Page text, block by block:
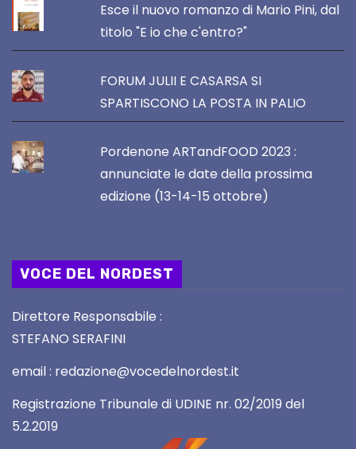
Esce il nuovo romanzo di Mario Pini, dal
titolo "E io che c'entro?"
FORUM JULII E CASARSA SI
SPARTISCONO LA POSTA IN PALIO
Pordenone ARTandFOOD 2023 :
annunciate le date della prossima
edizione (13-14-15 ottobre)
VOCE DEL NORDEST
Direttore Responsabile :
STEFANO SERAFINI
email : redazione@vocedelnordest.it
Registrazione Tribunale di UDINE nr. 02/2019 del
5.2.2019